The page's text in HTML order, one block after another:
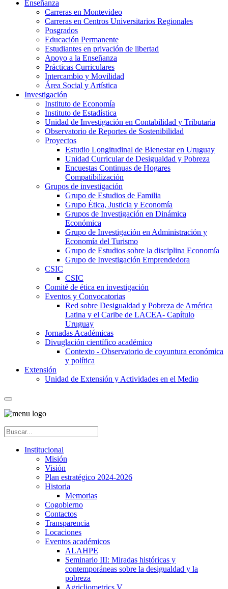
Enseñanza
Carreras en Montevideo
Carreras en Centros Universitarios Regionales
Posgrados
Educación Permanente
Estudiantes en privación de libertad
Apoyo a la Enseñanza
Prácticas Curriculares
Intercambio y Movilidad
Área Social y Artística
Investigación
Instituto de Economía
Instituto de Estadística
Unidad de Investigación en Contabilidad y Tributaria
Observatorio de Reportes de Sostenibilidad
Proyectos
Estudio Longitudinal de Bienestar en Uruguay
Unidad Curricular de Desigualdad y Pobreza
Encuestas Continuas de Hogares
Compatibilización
Grupos de investigación
Grupo de Estudios de Familia
Grupo Ética, Justicia y Economía
Grupos de Investigación en Dinámica
Económica
Grupo de Investigación en Administración y
Economía del Turismo
Grupo de Estudios sobre la disciplina Economía
Grupo de Investigación Emprendedora
CSIC
CSIC
Comité de ética en investigación
Eventos y Convocatorias
Red sobre Desigualdad y Pobreza de América
Latina y el Caribe de LACEA- Capítulo
Uruguay
Jornadas Académicas
Divuglación científico académico
Contexto - Observatorio de coyuntura económica
y política
Extensión
Unidad de Extensión y Actividades en el Medio
Institucional
Misión
Visión
Plan estratégico 2024-2026
Historia
Memorias
Cogobierno
Contactos
Transparencia
Locaciones
Eventos académicos
ALAHPE
Seminario III: Miradas históricas y
contemporáneas sobre la desigualdad y la
pobreza
Agricliometrics V